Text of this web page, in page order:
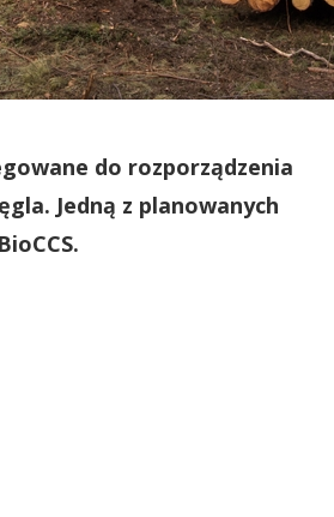
do rozporządzenia
Jedną z planowanych